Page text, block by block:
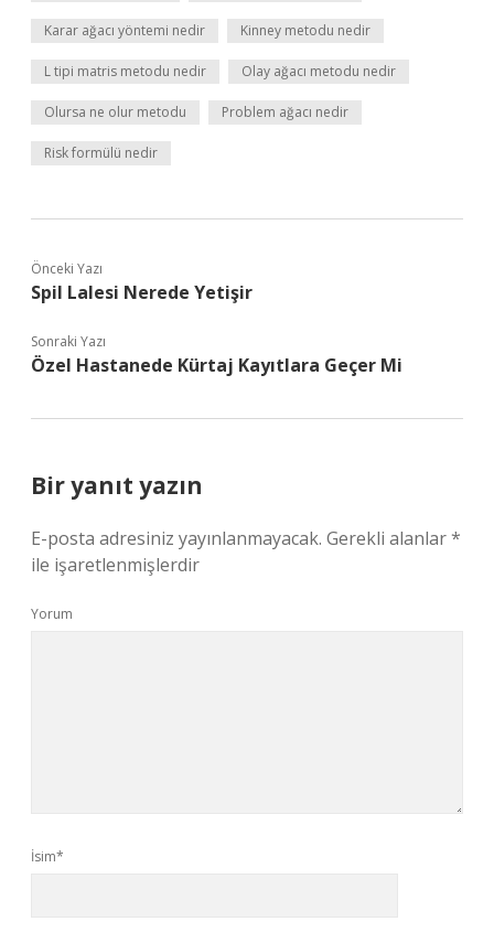
Karar ağacı yöntemi nedir Kinney metodu nedir
L tipi matris metodu nedir Olay ağacı metodu nedir
Olursa ne olur metodu Problem ağacı nedir
Risk formülü nedir
Önceki Yazı
Spil Lalesi Nerede Yetişir
Sonraki Yazı
Özel Hastanede Kürtaj Kayıtlara Geçer Mi
Bir yanıt yazın
E-posta adresiniz yayınlanmayacak. Gerekli alanlar*
ile işaretlenmişlerdir
Yorum
İsim*